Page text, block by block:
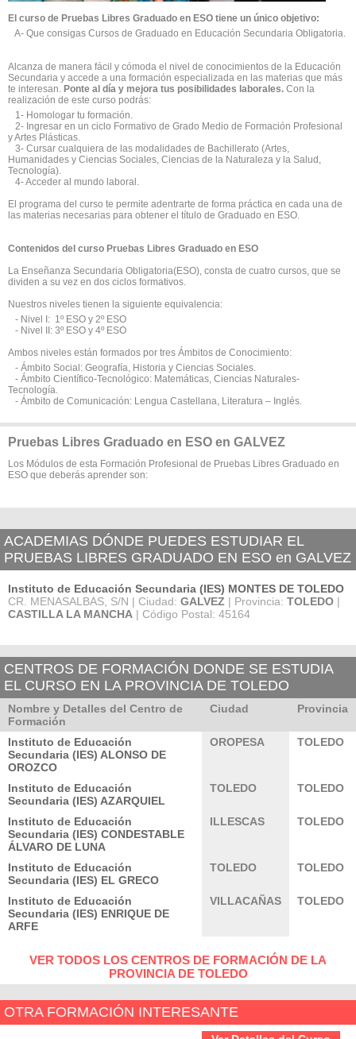
El curso de Pruebas Libres Graduado en ESO tiene un único objetivo:
A- Que consigas Cursos de Graduado en Educación Secundaria Obligatoria.
Alcanza de manera fácil y cómoda el nivel de conocimientos de la Educación
Secundaria y accede a una formación especializada en las materias que más
te interesan. Ponte al día y mejora tus posibilidades laborales. Con la
realización de este curso podrás:
1- Homologar tu formación.
2- Ingresar en un ciclo Formativo de Grado Medio de Formación Profesional
y Artes Plásticas.
3- Cursar cualquiera de las modalidades de Bachillerato (Artes,
Humanidades y Ciencias Sociales, Ciencias de la Naturaleza y la Salud,
Tecnología).
4- Acceder al mundo laboral.
El programa del curso te permite adentrarte de forma práctica en cada una de
las materias necesarias para obtener el título de Graduado en ESO.
Contenidos del curso Pruebas Libres Graduado en ESO
La Enseñanza Secundaria Obligatoria(ESO), consta de cuatro cursos, que se
dividen a su vez en dos ciclos formativos.
Nuestros niveles tienen la siguiente equivalencia:
- Nivel I: 1º ESO y 2º ESO
- Nivel II: 3º ESO y 4º ESO
Ambos niveles están formados por tres Ámbitos de Conocimiento:
- Ámbito Social: Geografía, Historia y Ciencias Sociales.
- Ámbito Científico-Tecnológico: Matemáticas, Ciencias Naturales-
Tecnología.
- Ámbito de Comunicación: Lengua Castellana, Literatura – Inglés.
Pruebas Libres Graduado en ESO en GALVEZ
Los Módulos de esta Formación Profesional de Pruebas Libres Graduado en
ESO que deberás aprender son:
ACADEMIAS DÓNDE PUEDES ESTUDIAR EL
PRUEBAS LIBRES GRADUADO EN ESO en GALVEZ
Instituto de Educación Secundaria (IES) MONTES DE TOLEDO
CR. MENASALBAS, S/N | Ciudad: GALVEZ | Provincia: TOLEDO |
CASTILLA LA MANCHA | Código Postal: 45164
CENTROS DE FORMACIÓN DONDE SE ESTUDIA
EL CURSO EN LA PROVINCIA DE TOLEDO
Nombre y Detalles del Centro de
Formación
Ciudad Provincia
Instituto de Educación
Secundaria (IES) ALONSO DE
OROZCO
OROPESA TOLEDO
Instituto de Educación
Secundaria (IES) AZARQUIEL
TOLEDO TOLEDO
Instituto de Educación
Secundaria (IES) CONDESTABLE
ÁLVARO DE LUNA
ILLESCAS TOLEDO
Instituto de Educación
Secundaria (IES) EL GRECO
TOLEDO TOLEDO
Instituto de Educación
Secundaria (IES) ENRIQUE DE
ARFE
VILLACAÑAS TOLEDO
VER TODOS LOS CENTROS DE FORMACIÓN DE LA
PROVINCIA DE TOLEDO
OTRA FORMACIÓN INTERESANTE